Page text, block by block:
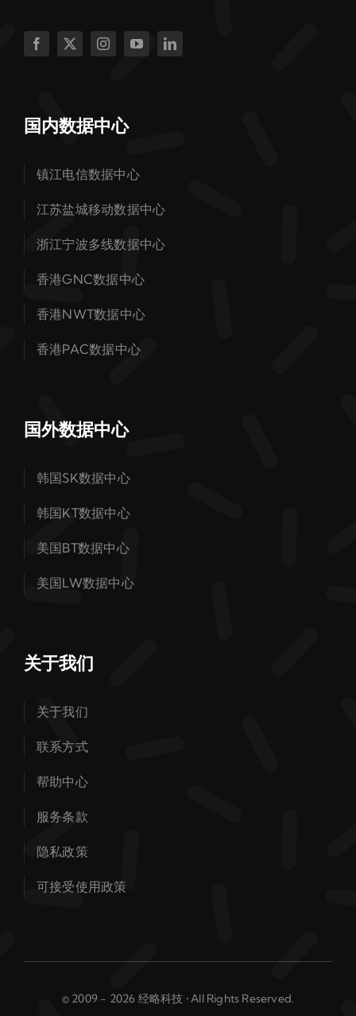
国内数据中心
镇江电信数据中心
江苏盐城移动数据中心
浙江宁波多线数据中心
香港GNC数据中心
香港NWT数据中心
香港PAC数据中心
国外数据中心
韩国SK数据中心
韩国KT数据中心
美国BT数据中心
美国LW数据中心
关于我们
关于我们
联系方式
帮助中心
服务条款
隐私政策
可接受使用政策
© 2009 - 2026 经略科技 • All Rights Reserved.